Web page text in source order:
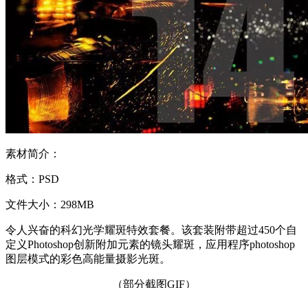
素材简介：
格式：PSD
文件大小：298MB
令人兴奋的科幻光学耀斑特效套餐。该套装附带超过450个自
定义Photoshop创新附加元素的镜头耀斑，应用程序photoshop
图层模式的彩色高能量摄影光斑。
（部分截图GIF）